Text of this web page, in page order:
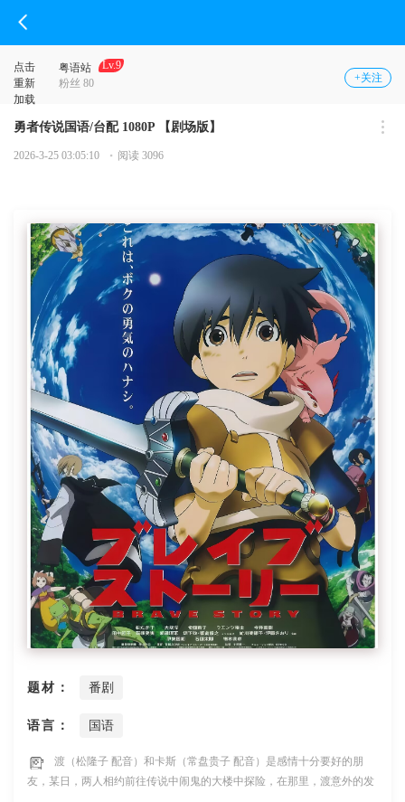
点击
重新
加载
粤语站
Lv.9
粉丝 80
+关注
勇者传说国语/台配 1080P 【剧场版】
2026-3-25 03:05:10 阅读 3096
题材： 番剧
语言： 国语
渡（松隆子 配音）和卡斯（常盘贵子 配音）是感情十分要好的朋
友，某日，两人相约前往传说中闹鬼的大楼中探险，在那里，渡意外的发